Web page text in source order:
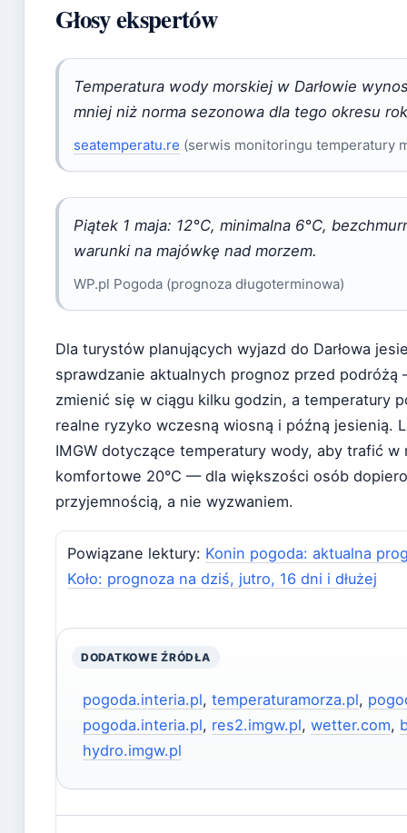
Głosy ekspertów
Temperatura wody morskiej w Darłowie
mniej niż norma sezonowa dla tego okresu
seatemperatu.re (serwis monitoringu temperatury
Piątek 1 maja: 12°C, minimalna 6°C,
warunki na majówkę nad morzem.
WP.pl Pogoda (prognoza długoterminowa)
Dla turystów planujących wyjazd do Darłowa
sprawdzanie aktualnych prognoz przed podróżą
zmienić się w ciągu kilku godzin, a temperatury
realne ryzyko wczesną wiosną i późną jesienią.
IMGW dotyczące temperatury wody, aby trafić
komfortowe 20°C — dla większości osób
przyjemnością, a nie wyzwaniem.
Powiązane lektury: Konin pogoda: aktualna
Koło: prognoza na dziś, jutro, 16 dni i dłużej
DODATKOWE ŹRÓDŁA
pogoda.interia.pl,temperaturamorza.pl,
pogoda.interia.pl, res2.imgw.pl,wetter.com,
hydro.imgw.pl